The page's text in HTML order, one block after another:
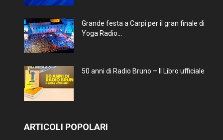
Grande festa a Carpi per il gran finale di
Yoga Radio...
50 anni di Radio Bruno – Il Libro ufficiale
ARTICOLI POPOLARI